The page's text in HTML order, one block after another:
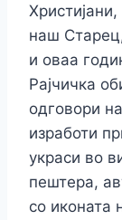
наш
и оваа
Рајчичка
одговори
изработи
украси во
пештера,
со иконата